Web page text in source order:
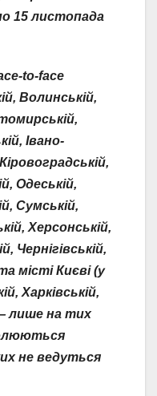
15 листопада
to-face
Волинській,
Івано-
Одеській,
Сумській,
Херсонській,
Чернігівській,
місті Києві (у
Харківській,
лише на тих
не ведуться